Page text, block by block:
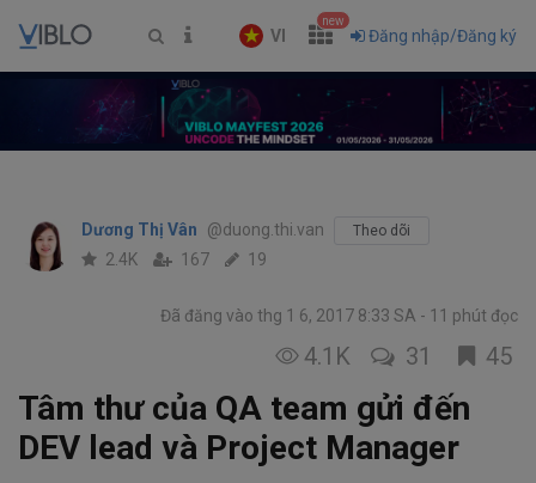
VI
new
Đăng nhập/Đăng ký
Dương Thị Vân @duong.thi.van Theo dõi
2.4K 167 19
Đã đăng vào thg 1 6, 2017 8:33 SA 11 phút đọc
4.1K 31 45
Tâm thư của QA team gửi đến
DEV lead và Project Manager